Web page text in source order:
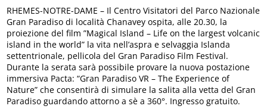
RHEMES-NOTRE-DAME – Il Centro Visitatori del Parco Nazionale
Gran Paradiso di località Chanavey ospita, alle 20.30, la
proiezione del film ”Magical Island – Life on the largest volcanic
island in the world” la vita nell’aspra e selvaggia Islanda
settentrionale, pellicola del Gran Paradiso Film Festival.
Durante la serata sarà possibile provare la nuova postazione
immersiva Pacta: “Gran Paradiso VR – The Experience of
Nature” che consentirà di simulare la salita alla vetta del Gran
Paradiso guardando attorno a sè a 360°. Ingresso gratuito.